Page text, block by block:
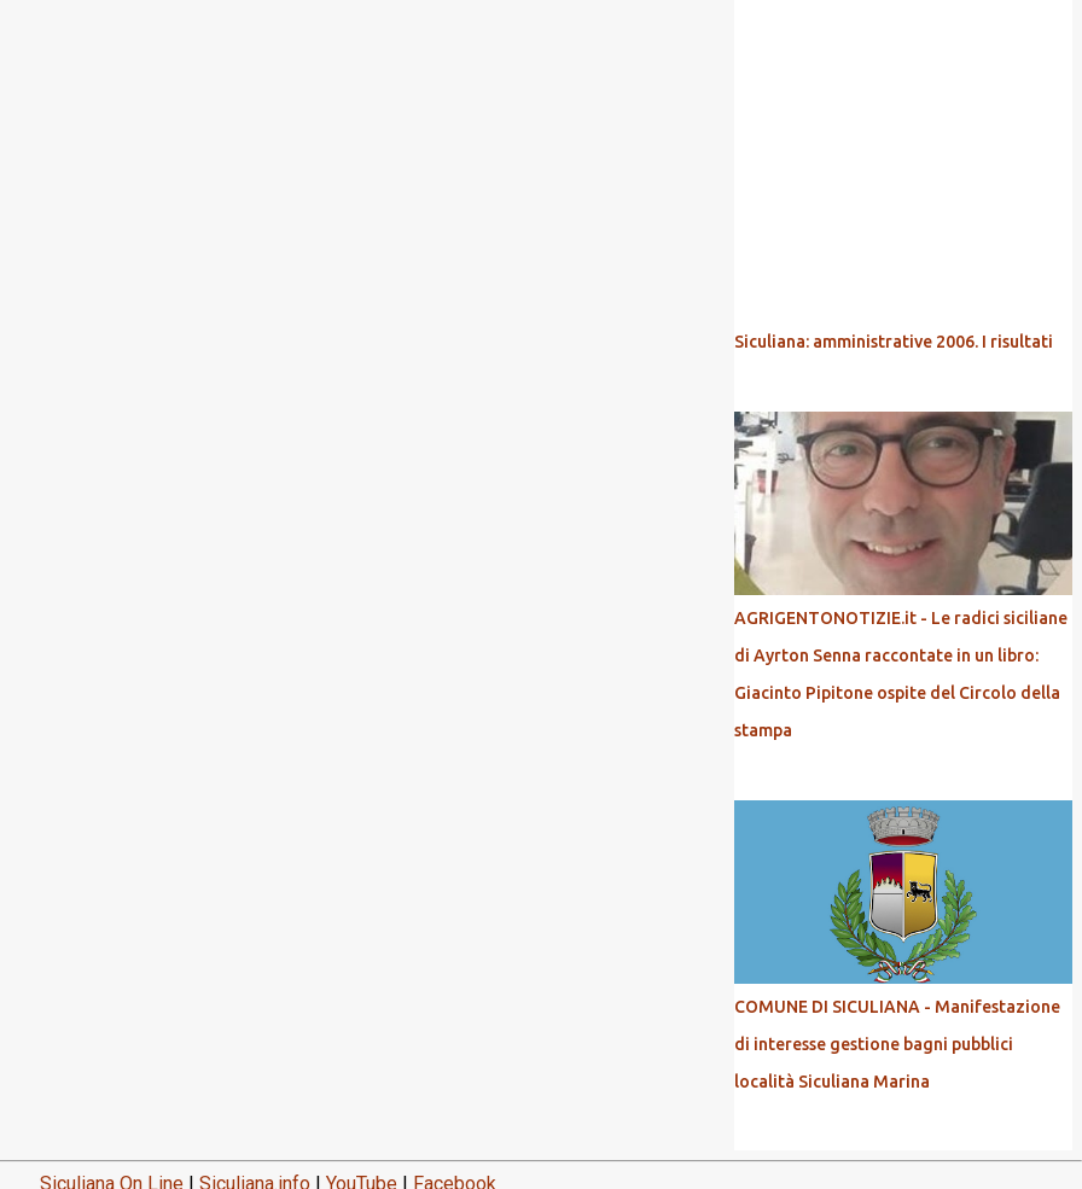
Siculiana: amministrative 2006. I risultati
AGRIGENTONOTIZIE.it - Le radici siciliane
di Ayrton Senna raccontate in un libro:
Giacinto Pipitone ospite del Circolo della
stampa
COMUNE DI SICULIANA - Manifestazione
di interesse gestione bagni pubblici
località Siculiana Marina
Siculiana On Line | Siculiana.info | YouTube | Facebook